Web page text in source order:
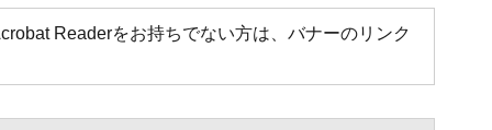
Readerをお持ちでない方は、バナーのリンク